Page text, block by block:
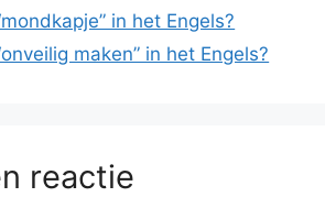
in het Engels?
maken” in het Engels?
reactie